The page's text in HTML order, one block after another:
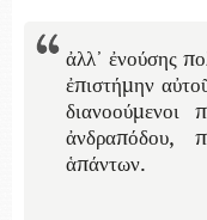
ἀλλ᾽ ἐνούσης
ἐπιστήμην
διανοούμενοι
ἀνδραπόδου,
ἁπάντων.